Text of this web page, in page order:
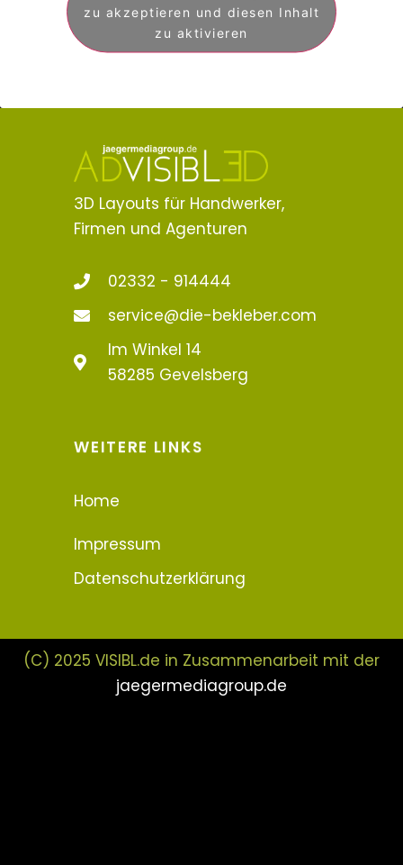
zu akzeptieren und diesen Inhalt
zu aktivieren
3D Layouts für Handwerker,
Firmen und Agenturen
02332 - 914444
service@die-bekleber.com
Im Winkel 14
58285 Gevelsberg
WEITERE LINKS
Home
Impressum
Datenschutzerklärung
(C) 2025 VISIBL.de in Zusammenarbeit mit der
jaegermediagroup.de